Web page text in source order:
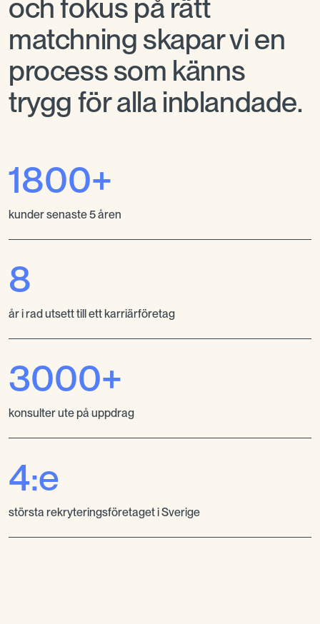
och fokus på rätt
matchning skapar vi en
process som känns
trygg för alla inblandade.
1800+
kunder senaste 5 åren
8
år i rad utsett till ett karriärföretag
3000+
konsulter ute på uppdrag
4:e
största rekryteringsföretaget i Sverige